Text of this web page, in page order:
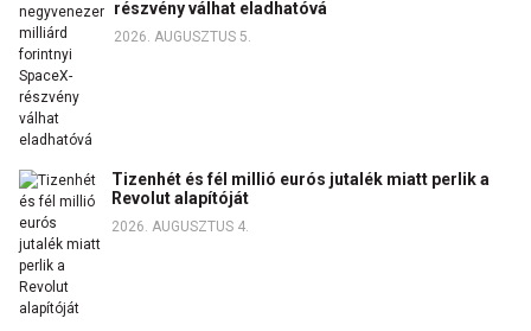
részvény válhat eladhatóvá
2026. AUGUSZTUS 5.
Tizenhét és fél millió eurós jutalék miatt perlik a
Revolut alapítóját
2026. AUGUSZTUS 4.